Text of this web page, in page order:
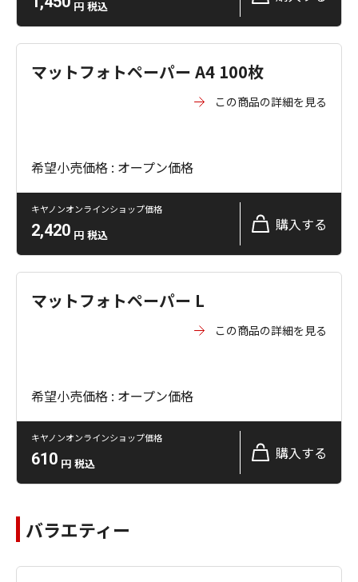
円 税込
マットフォトペーパー A4 100枚
この商品の詳細を見る
希望小売価格 : オープン価格
キヤノンオンラインショップ価格
2,420 円 税込
購入する
マットフォトペーパー L
この商品の詳細を見る
希望小売価格 : オープン価格
キヤノンオンラインショップ価格
610 円 税込
購入する
バラエティー